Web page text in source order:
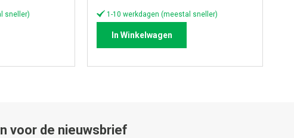
sneller) 1-10 werkdagen (meestal sneller)
In Winkelwagen
voor de nieuwsbrief